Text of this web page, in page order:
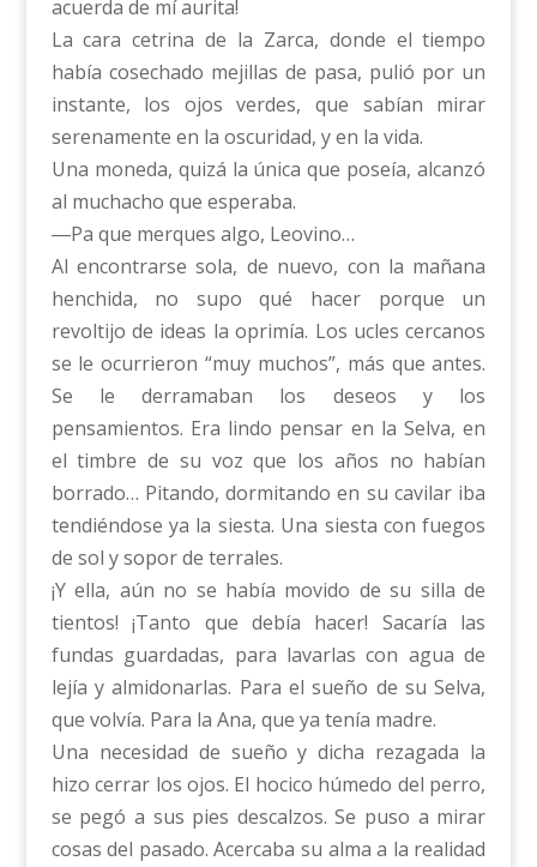
acuerda de mí aurita!
La cara cetrina de la Zarca, donde el tiempo
había cosechado mejillas de pasa, pulió por un
instante, los ojos verdes, que sabían mirar
serenamente en la oscuridad, y en la vida.
Una moneda, quizá la única que poseía, alcanzó
al muchacho que esperaba.
―Pa que merques algo, Leovino…
Al encontrarse sola, de nuevo, con la mañana
henchida, no supo qué hacer porque un
revoltijo de ideas la oprimía. Los ucles cercanos
se le ocurrieron “muy muchos”, más que antes.
Se le derramaban los deseos y los
pensamientos. Era lindo pensar en la Selva, en
el timbre de su voz que los años no habían
borrado… Pitando, dormitando en su cavilar iba
tendiéndose ya la siesta. Una siesta con fuegos
de sol y sopor de terrales.
¡Y ella, aún no se había movido de su silla de
tientos! ¡Tanto que debía hacer! Sacaría las
fundas guardadas, para lavarlas con agua de
lejía y almidonarlas. Para el sueño de su Selva,
que volvía. Para la Ana, que ya tenía madre.
Una necesidad de sueño y dicha rezagada la
hizo cerrar los ojos. El hocico húmedo del perro,
se pegó a sus pies descalzos. Se puso a mirar
cosas del pasado. Acercaba su alma a la realidad